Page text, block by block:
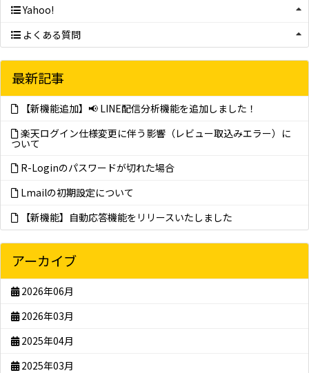
Yahoo!
よくある質問
最新記事
【新機能追加】📢 LINE配信分析機能を追加しました！
楽天ログイン仕様変更に伴う影響（レビュー取込みエラー）に
ついて
R-Loginのパスワードが切れた場合
Lmailの初期設定について
【新機能】自動応答機能をリリースいたしました
アーカイブ
2026年06月
2026年03月
2025年04月
2025年03月